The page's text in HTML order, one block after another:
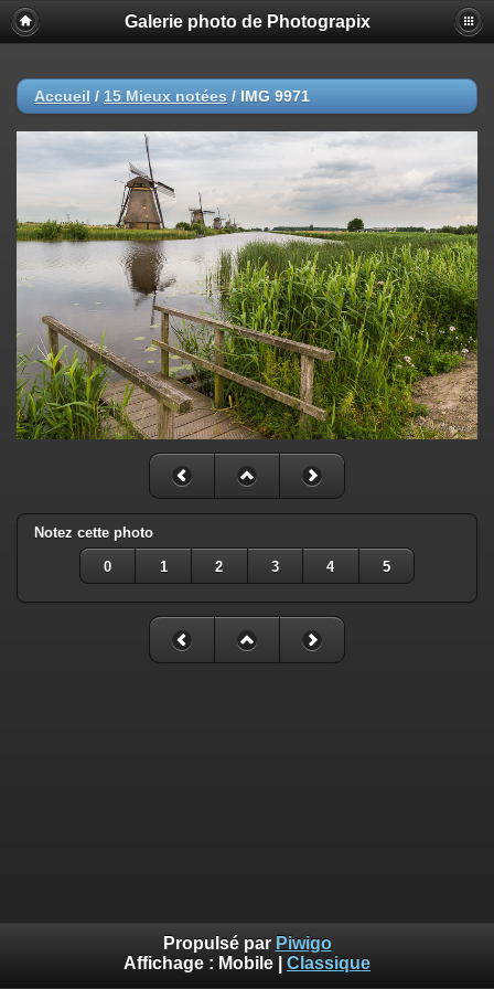
Galerie photo de Photograpix
Accueil / 15 Mieux notées / IMG 9971
Notez cette photo
0 1 2 3 4 5
Propulsé par Piwigo
Affichage : Mobile Classique